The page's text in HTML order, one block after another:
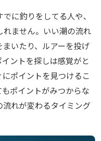
に釣りをしてる人や、
ません。いい潮の流れ
いたり、ルアーを投げ
ントを探しは感覚がと
ポイントを見つけるこ
ポイントがみつからな
れが変わるタイミング